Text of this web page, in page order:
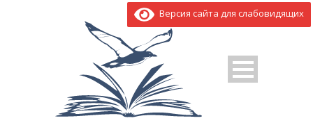
Версия сайта для слабовидящих